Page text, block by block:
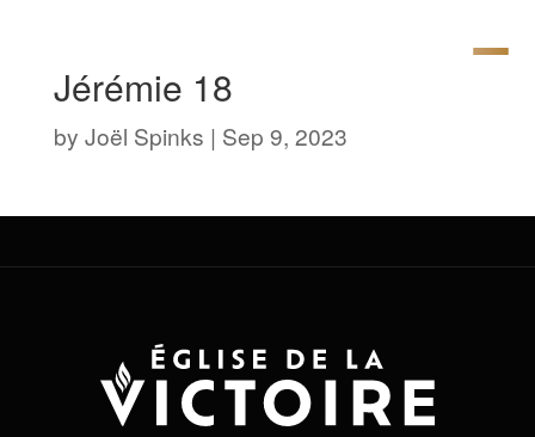
Jérémie 18
by Joël Spinks | Sep 9, 2023